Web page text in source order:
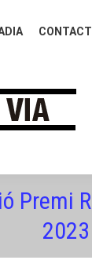
Premi
2023